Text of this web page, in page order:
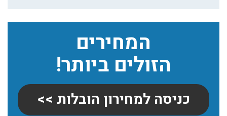
המחירים
הזולים ביותר!
כניסה למחירון הובלות >>